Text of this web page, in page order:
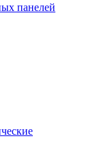
панелей